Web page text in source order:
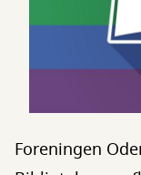
Foreningen